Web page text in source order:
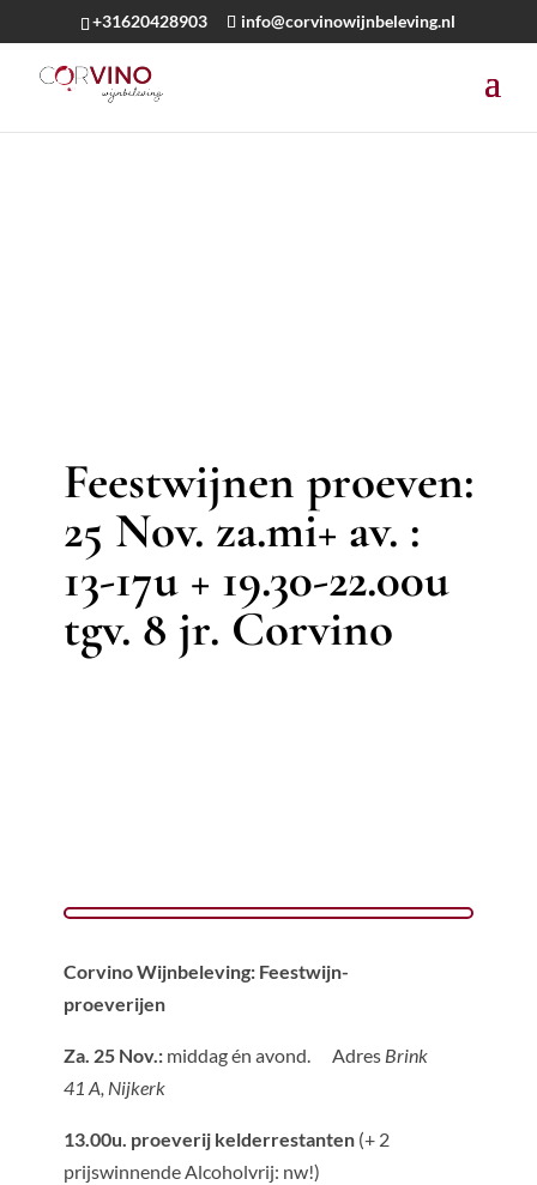
+31620428903 info@corvinowijnbeleving.nl
Feestwijnen proeven:
25 Nov. za.mi+ av. :
13-17u + 19.30-22.00u
tgv. 8 jr. Corvino
Corvino Wijnbeleving: Feestwijn-
proeverijen
Za. 25 Nov.:middag én avond. Adres Brink
41 A, Nijkerk
13.00u. proeverij kelderrestanten(+ 2
prijswinnende Alcoholvrij: nw!)